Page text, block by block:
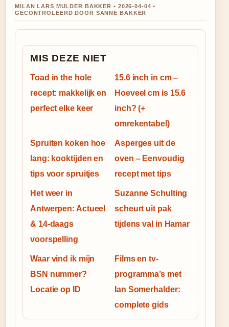
MILAN LARS MULDER BAKKER • 2026-04-04 •
GECONTROLEERD DOOR SANNE BAKKER
MIS DEZE NIET
Toad in the hole
recept: makkelijk en
perfect elke keer
15.6 inch in cm –
Hoeveel cm is 15.6
inch? (+
omrekentabel)
Spruiten koken hoe
lang: kooktijden en
tips voor spruitjes
Asperges uit de
oven – Eenvoudig
recept met tips
Het weer in
Antwerpen: Actueel
& 14-daags
voorspelling
Suzanne Schulting
scheurt uit pak
tijdens val in Hamar
Waar vind ik mijn
BSN nummer?
Locatie op ID
Films en tv-
programma’s met
Ian Somerhalder:
complete gids